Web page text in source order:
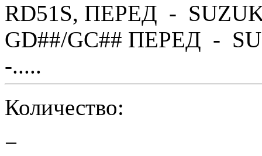
RD51S, ПЕРЕД -
GD##/GC## ПЕРЕД -
-.....
Количество:
−